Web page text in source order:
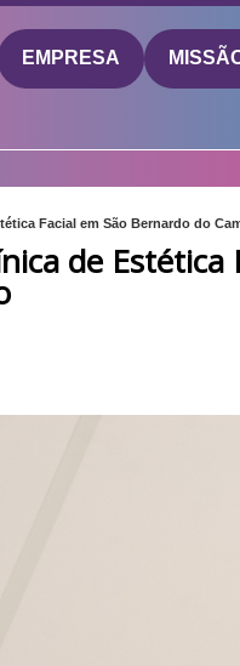
EMPRESA
Facial em São Bernardo do
de Estética